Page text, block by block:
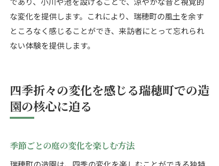
な変化を提供します。これにより、瑞穂町の風土を余す
ところなく感じることができ、来訪者にとって忘れられ
ない体験を提供します。
四季折々の変化を感じる瑞穂町での造
園の核心に迫る
季節ごとの庭の変化を楽しむ方法